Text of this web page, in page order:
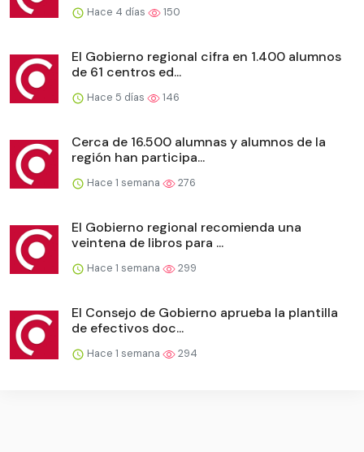
Hace 4 días 150
El Gobierno regional cifra en 1.400 alumnos
de 61 centros ed...
Hace 5 días 146
Cerca de 16.500 alumnas y alumnos de la
región han participa...
Hace 1 semana 276
El Gobierno regional recomienda una
veintena de libros para ...
Hace 1 semana 299
El Consejo de Gobierno aprueba la plantilla
de efectivos doc...
Hace 1 semana 294